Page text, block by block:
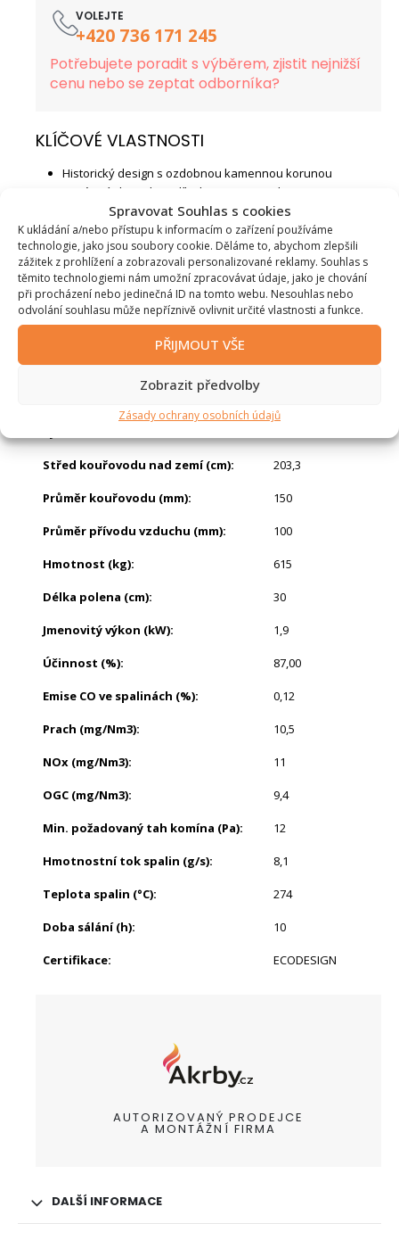
Spravovat Souhlas s cookies
K ukládání a/nebo přístupu k informacím o zařízení používáme
technologie, jako jsou soubory cookie. Děláme to, abychom zlepšili
zážitek z prohlížení a zobrazovali personalizované reklamy. Souhlas s
těmito technologiemi nám umožní zpracovávat údaje, jako je chování
při procházení nebo jedinečná ID na tomto webu. Nesouhlas nebo
odvolání souhlasu může nepříznivě ovlivnit určité vlastnosti a funkce.
PŘIJMOUT VŠE
Zobrazit předvolby
Zásady ochrany osobních údajů
VOLEJTE
+420 736 171 245
Potřebujete poradit s výběrem, zjistit nejnižší
cenu nebo se zeptat odborníka?
KLÍČOVÉ VLASTNOSTI
Historický design s ozdobnou kamennou korunou
Extrémní akumulace díky hmotnosti 615 kg
Doba sálání tepla až 10 hodin
Ideální pro místnosti s vysokými stropy
Vysoká účinnost a čisté spalování
Zdravé sálavé teplo pro optimální klima
Splňuje normu ECODESIGN
Doplňkové parametry
Značka: Norsk Kleber
Střed kouřovodu nad zemí (cm): 203,3
Průměr kouřovodu (mm): 150
Průměr přívodu vzduchu (mm): 100
Hmotnost (kg): 615
Délka polena (cm): 30
Jmenovitý výkon (kW): 1,9
Účinnost (%): 87,00
Emise CO ve spalinách (%): 0,12
Prach (mg/Nm3): 10,5
NOx (mg/Nm3): 11
OGC (mg/Nm3): 9,4
Min. požadovaný tah komína (Pa): 12
Hmotnostní tok spalin (g/s): 8,1
Teplota spalin (°C): 274
Doba sálání (h): 10
Certifikace: ECODESIGN
AUTORIZOVANÝ PRODEJCE
A MONTÁŽNÍ FIRMA
DALŠÍ INFORMACE